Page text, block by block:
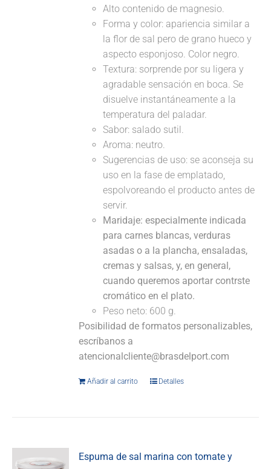
Alto contenido de magnesio.
Forma y color: apariencia similar a
la flor de sal pero de grano hueco y
aspecto esponjoso. Color negro.
Textura: sorprende por su ligera y
agradable sensación en boca. Se
disuelve instantáneamente a la
temperatura del paladar.
Sabor: salado sutil.
Aroma: neutro.
Sugerencias de uso: se aconseja su
uso en la fase de emplatado,
espolvoreando el producto antes de
servir.
Maridaje: especialmente indicada
para carnes blancas, verduras
asadas o a la plancha, ensaladas,
cremas y salsas, y, en general,
cuando queremos aportar contrste
cromático en el plato.
Peso neto: 600 g.
Posibilidad de formatos personalizables,
escríbanos a
atencionalcliente@brasdelport.com
Añadir al carrito Detalles
Espuma de sal marina con tomate y